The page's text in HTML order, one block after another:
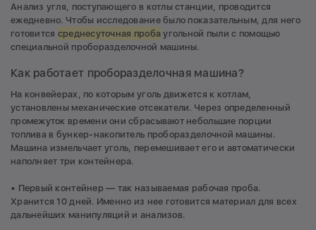
Анализ угля, поступающего в котлы станции, проводится
ежедневно. Чтобы исследование было показательным, для него
готовится среднесуточная проба угольной пыли с помощью
специальной проборазделочной машины.
Как работает проборазделочная машина?
На конвейерах, по которым уголь движется к котлам,
установлены механические отсекатели. Через определенный
промежуток времени они сбрасывают небольшие порции
топлива в бункер-накопитель проборазделочной машины.
Машина измельчает уголь, перемешивает его и автоматически
наполняет три контейнера.
• Первый контейнер — так называемая рабочая проба.
Хранится 10 дней. Именно из нее готовится материал для всех
дальнейших манипуляций и анализов.